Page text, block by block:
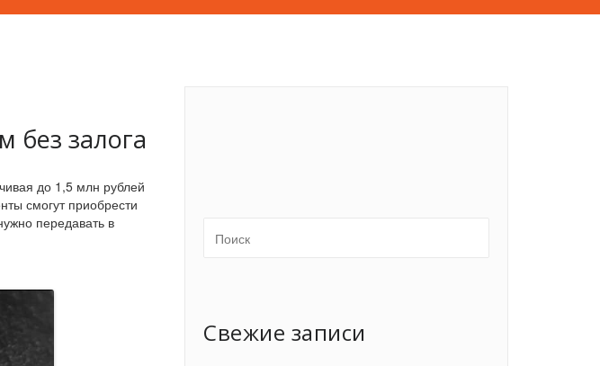
без залога
до 1,5 млн рублей
смогут приобрести
передавать в
Свежие записи